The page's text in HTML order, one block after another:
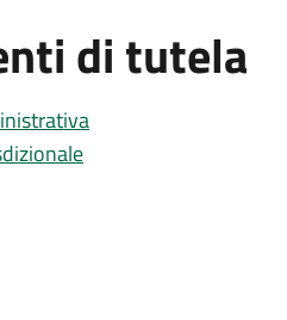
di tutela